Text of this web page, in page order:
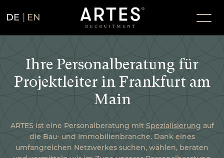
DE EN
Ihre Personalberatung für
Projektleiter in Frankfurt am
Main
ARTES ist eine Personalberatung mit Spezialisierung auf
die Bau- und Immobilienbranche. Dank eines
umfangreichen Netzwerkes suchen, wählen, beraten